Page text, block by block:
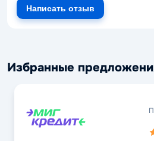
Написать отзыв
Избранные